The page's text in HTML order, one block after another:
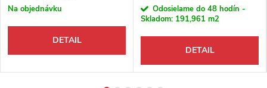
Na objednávku
DETAIL
Odosielame do 48 hodín -
Skladom: 191,961 m2
DETAIL